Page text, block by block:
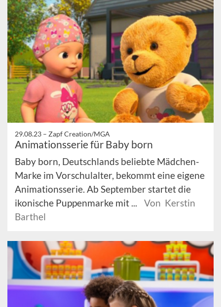
29.08.23 – Zapf Creation/MGA
Animationsserie für Baby born
Baby born, Deutschlands beliebte Mädchen-
Marke im Vorschulalter, bekommt eine eigene
Animationsserie. Ab September startet die
ikonische Puppenmarke mit ...
Von Kerstin
Barthel